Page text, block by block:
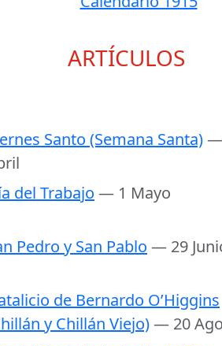
ARTÍCULOS
Santo (Semana Santa)—
del Trabajo — 1 Mayo
Pedro y San Pablo — 29
de Bernardo O’Higgins
y Chillán Viejo)— 20